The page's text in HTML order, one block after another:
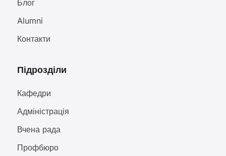
Блог
Alumni
Контакти
Підрозділи
Кафедри
Адміністрація
Вчена рада
Профбюро